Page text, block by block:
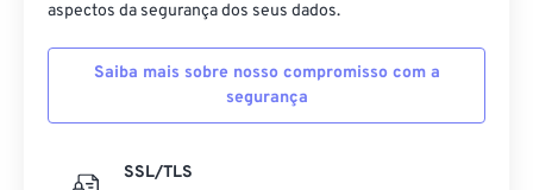
aspectos da segurança dos seus dados.
Saiba mais sobre nosso compromisso com a
segurança
SSL/TLS